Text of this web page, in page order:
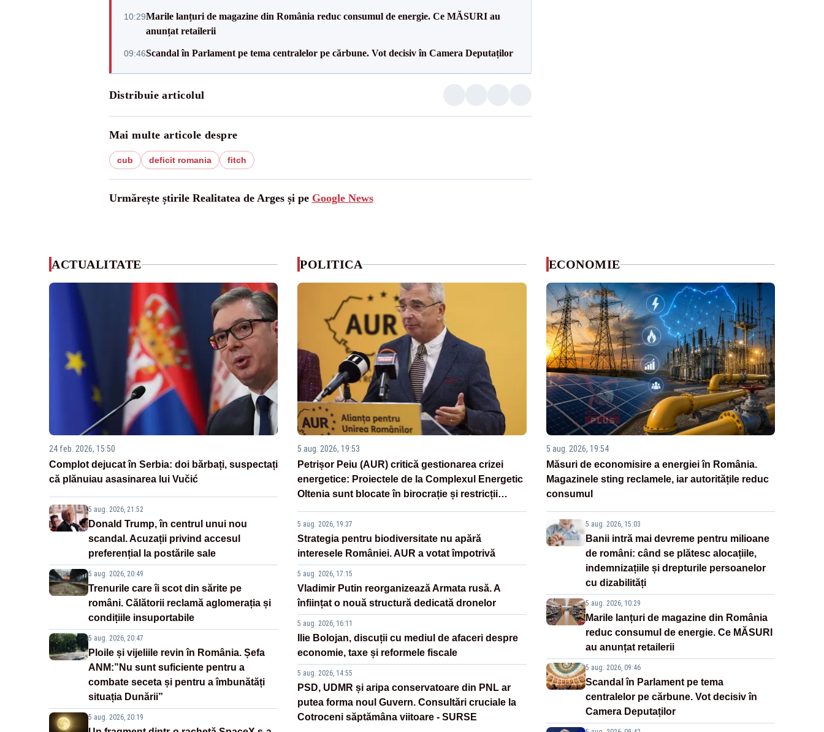
10:29Marile lanțuri de magazine din România reduc consumul de energie. Ce MĂSURI au
anunțat retailerii
09:46Scandal în Parlament pe tema centralelor pe cărbune. Vot decisiv în Camera Deputaților
Distribuie articolul
Mai multe articole despre
cub deficit romania fitch
Urmărește știrile Realitatea de Arges și pe Google News
ACTUALITATE
24 feb. 2026, 15:50
Complot dejucat în Serbia: doi bărbați, suspectați
că plănuiau asasinarea lui Vučić
5 aug. 2026, 21:52
Donald Trump, în centrul unui nou
scandal. Acuzații privind accesul
preferențial la postările sale
5 aug. 2026, 20:49
Trenurile care îi scot din sărite pe
români. Călătorii reclamă aglomerația și
condițiile insuportabile
5 aug. 2026, 20:47
Ploile și vijeliile revin în România. Șefa
ANM:”Nu sunt suficiente pentru a
combate seceta și pentru a îmbunătăți
situația Dunării”
5 aug. 2026, 20:19
POLITICA
5 aug. 2026, 19:53
Petrișor Peiu (AUR) critică gestionarea crizei
energetice: Proiectele de la Complexul Energetic
Oltenia sunt blocate în birocrație și restricții
5 aug. 2026, 19:37
Strategia pentru biodiversitate nu apără
interesele României. AUR a votat împotrivă
5 aug. 2026, 17:15
Vladimir Putin reorganizează Armata rusă. A
înființat o nouă structură dedicată dronelor
5 aug. 2026, 16:11
Ilie Bolojan, discuții cu mediul de afaceri despre
economie, taxe și reformele fiscale
5 aug. 2026, 14:55
PSD, UDMR și aripa conservatoare din PNL ar
putea forma noul Guvern. Consultări cruciale la
Cotroceni săptămâna viitoare - SURSE
ECONOMIE
5 aug. 2026, 19:54
Măsuri de economisire a energiei în România.
Magazinele sting reclamele, iar autoritățile reduc
consumul
5 aug. 2026, 15:03
Banii intră mai devreme pentru milioane
de români: când se plătesc alocațiile,
indemnizațiile și drepturile persoanelor
cu dizabilități
5 aug. 2026, 10:29
Marile lanțuri de magazine din România
reduc consumul de energie. Ce MĂSURI
au anunțat retailerii
5 aug. 2026, 09:46
Scandal în Parlament pe tema
centralelor pe cărbune. Vot decisiv în
Camera Deputaților